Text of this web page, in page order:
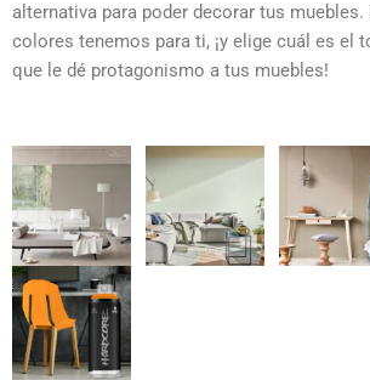
alternativa para poder decorar tus muebles.
colores tenemos para ti, ¡y elige cuál es el
que le dé protagonismo a tus muebles!